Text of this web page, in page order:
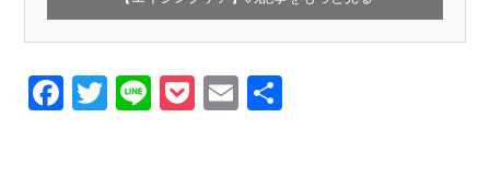
Facebook
Twitter
LinePocket
Email